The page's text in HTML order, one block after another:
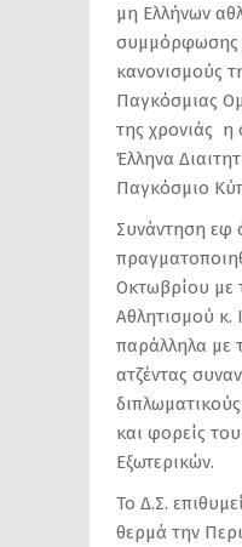
μη Ελλήνων
συμμόρφωσης
κανονισμούς
Παγκόσμιας
της χρονιάς η
Έλληνα
Παγκόσμιο
Συνάντηση εφ
Οκτωβρίου με
Αθλητισμού κ.
παράλληλα με
ατζέντας
και φορείς
Εξωτερικών.
Το Δ.Σ.
θερμά την